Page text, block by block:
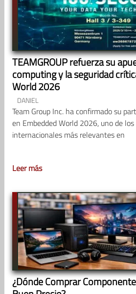
TEAMGROUP refuerza su
computing y la seguridad
World 2026
DANIEL
Team Group Inc. ha confirmado su
en Embedded World 2026, uno de
internacionales más relevantes en
Leer más
¿Dónde Comprar